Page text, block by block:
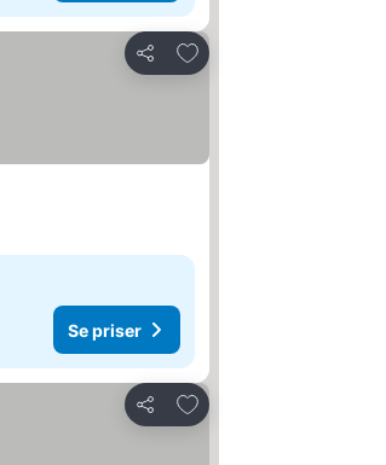
Dela
Lägg till i Mina Favoriter
Se priser
Dela
Lägg till i Mina Favoriter